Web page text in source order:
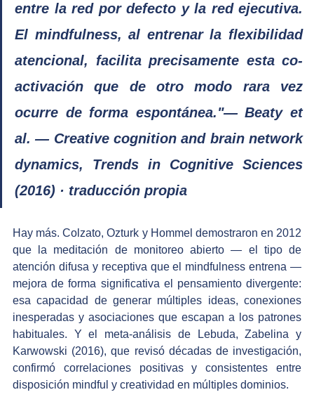
entre la red por defecto y la red ejecutiva.
El mindfulness, al entrenar la flexibilidad
atencional, facilita precisamente esta co-
activación que de otro modo rara vez
ocurre de forma espontánea."— Beaty et
al. — Creative cognition and brain network
dynamics, Trends in Cognitive Sciences
(2016) · traducción propia
Hay más. Colzato, Ozturk y Hommel demostraron en 2012
que la meditación de monitoreo abierto — el tipo de
atención difusa y receptiva que el mindfulness entrena —
mejora de forma significativa el pensamiento divergente:
esa capacidad de generar múltiples ideas, conexiones
inesperadas y asociaciones que escapan a los patrones
habituales. Y el meta-análisis de Lebuda, Zabelina y
Karwowski (2016), que revisó décadas de investigación,
confirmó correlaciones positivas y consistentes entre
disposición mindful y creatividad en múltiples dominios.